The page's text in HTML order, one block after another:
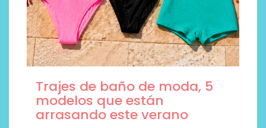
Trajes de baño de moda, 5
modelos que están
arrasando este verano